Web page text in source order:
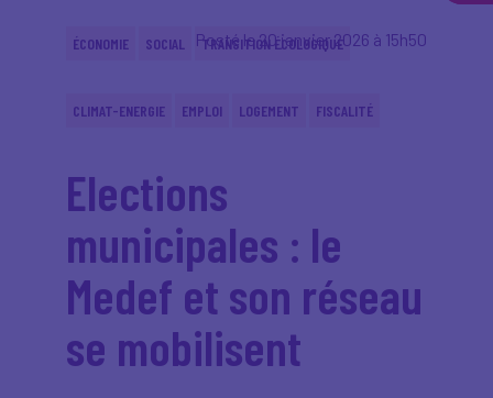
Posté le 20 janvier 2026 à 15h50
ÉCONOMIE SOCIAL TRANSITION ÉCOLOGIQUE
CLIMAT-ENERGIE EMPLOI LOGEMENT FISCALITÉ
Elections
municipales : le
Medef et son réseau
se mobilisent